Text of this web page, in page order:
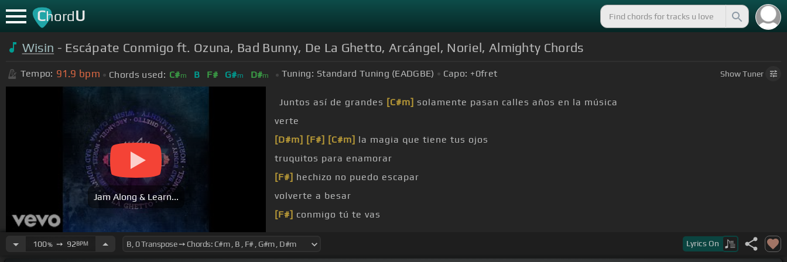
ChordU
Wisin - Escápate Conmigo ft. Ozuna, Bad Bunny, De La Ghetto, Arcángel, Noriel, Almighty Chords
Tempo: 91.9 bpm Chords used: C#m B F# G#m D#m Tuning: Standard Tuning (EADGBE) Capo: +0fret ShowTuner
Jam Along & Learn...
Juntos así de grandes [C#m] solamente pasan calles años en la música
verte
[D#m] [F#] [C#m] la magia que tiene tus ojos
truquitos para enamorar
[F#] hechizo no puedo escapar
volverte a besar
[F#] conmigo tú te vas
100%➙ 92BPM Lyrics On